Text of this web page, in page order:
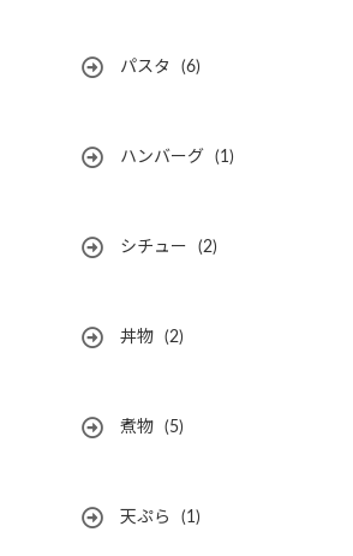
パスタ (6)
ハンバーグ (1)
シチュー (2)
丼物 (2)
煮物 (5)
天ぷら (1)